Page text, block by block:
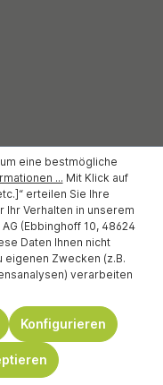
eine bestmögliche
... Mit Klick auf
erteilen Sie Ihre
Ihr Verhalten in unserem
(Ebbinghoff 10, 48624
Daten Ihnen nicht
Zwecken (z.B.
verarbeiten
Konfigurieren